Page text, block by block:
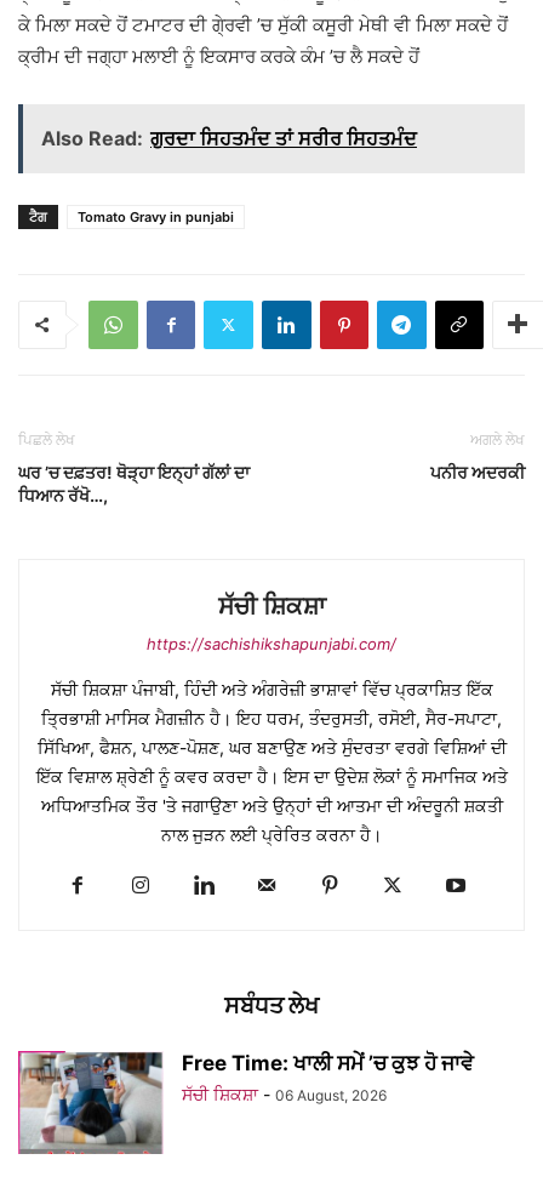
ਕੇ ਮਿਲਾ ਸਕਦੇ ਹੋਂ ਟਮਾਟਰ ਦੀ ਗੇ੍ਰਵੀ ’ਚ ਸੁੱਕੀ ਕਸੂਰੀ ਮੇਥੀ ਵੀ ਮਿਲਾ ਸਕਦੇ ਹੋਂ
ਕ੍ਰੀਮ ਦੀ ਜਗ੍ਹਾ ਮਲਾਈ ਨੂੰ ਇਕਸਾਰ ਕਰਕੇ ਕੰਮ ’ਚ ਲੈ ਸਕਦੇ ਹੋਂ
Also Read: ਗੁਰਦਾ ਸਿਹਤਮੰਦ ਤਾਂ ਸਰੀਰ ਸਿਹਤਮੰਦ
ਟੈਗ Tomato Gravy in punjabi
ਪਿਛਲੇ ਲੇਖ
ਘਰ ’ਚ ਦਫ਼ਤਰ! ਥੋੜ੍ਹਾ ਇਨ੍ਹਾਂ ਗੱਲਾਂ ਦਾ
ਧਿਆਨ ਰੱਖੋ…,
ਅਗਲੇ ਲੇਖ
ਪਨੀਰ ਅਦਰਕੀ
ਸੱਚੀ ਸ਼ਿਕਸ਼ਾ
https://sachishikshapunjabi.com/
ਸੱਚੀ ਸ਼ਿਕਸ਼ਾ ਪੰਜਾਬੀ, ਹਿੰਦੀ ਅਤੇ ਅੰਗਰੇਜ਼ੀ ਭਾਸ਼ਾਵਾਂ ਵਿੱਚ ਪ੍ਰਕਾਸ਼ਿਤ ਇੱਕ
ਤ੍ਰਿਭਾਸ਼ੀ ਮਾਸਿਕ ਮੈਗਜ਼ੀਨ ਹੈ। ਇਹ ਧਰਮ, ਤੰਦਰੁਸਤੀ, ਰਸੋਈ, ਸੈਰ-ਸਪਾਟਾ,
ਸਿੱਖਿਆ, ਫੈਸ਼ਨ, ਪਾਲਣ-ਪੋਸ਼ਣ, ਘਰ ਬਣਾਉਣ ਅਤੇ ਸੁੰਦਰਤਾ ਵਰਗੇ ਵਿਸ਼ਿਆਂ ਦੀ
ਇੱਕ ਵਿਸ਼ਾਲ ਸ਼੍ਰੇਣੀ ਨੂੰ ਕਵਰ ਕਰਦਾ ਹੈ। ਇਸ ਦਾ ਉਦੇਸ਼ ਲੋਕਾਂ ਨੂੰ ਸਮਾਜਿਕ ਅਤੇ
ਅਧਿਆਤਮਿਕ ਤੌਰ 'ਤੇ ਜਗਾਉਣਾ ਅਤੇ ਉਨ੍ਹਾਂ ਦੀ ਆਤਮਾ ਦੀ ਅੰਦਰੂਨੀ ਸ਼ਕਤੀ
ਨਾਲ ਜੁੜਨ ਲਈ ਪ੍ਰੇਰਿਤ ਕਰਨਾ ਹੈ।
ਸਬੰਧਤ ਲੇਖ
Free Time: ਖਾਲੀ ਸਮੇਂ ’ਚ ਕੁਝ ਹੋ ਜਾਵੇ
ਸੱਚੀ ਸ਼ਿਕਸ਼ਾ - 06 August, 2026